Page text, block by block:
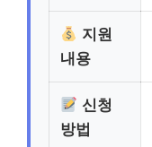
지원
내용
신청
방법